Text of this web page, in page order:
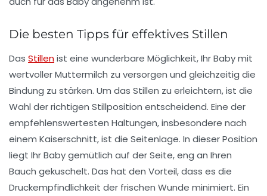
Die besten Tipps für effektives Stillen
Das Stillenist eine wunderbare Möglichkeit, Ihr Baby mit
wertvollerMuttermilch zu versorgen und gleichzeitig die
Bindung zu stärken. Um das Stillen zu erleichtern, ist die
Wahl der richtigen Stillposition entscheidend. Eine der
empfehlenswertesten Haltungen, insbesondere nach
einem Kaiserschnitt, ist die Seitenlage. In dieser Position
liegt Ihr Baby gemütlich auf der Seite, eng an Ihren
Bauch gekuschelt. Das hat den Vorteil, dass es die
Druckempfindlichkeit der frischen Wunde minimiert. Ein